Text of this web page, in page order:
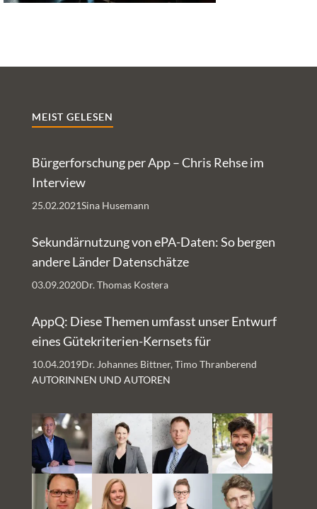
MEIST GELESEN
Bürgerforschung per App – Chris Rehse im
Interview
Sina Husemann
25.02.2021
Sekundärnutzung von ePA-Daten: So bergen
andere Länder Datenschätze
Dr. Thomas Kostera
03.09.2020
AppQ: Diese Themen umfasst unser Entwurf
eines Gütekriterien-Kernsets für
Gesundheits-AppsDr. Johannes Bittner, Timo Thranberend
10.04.2019
AUTORINNEN UND AUTOREN